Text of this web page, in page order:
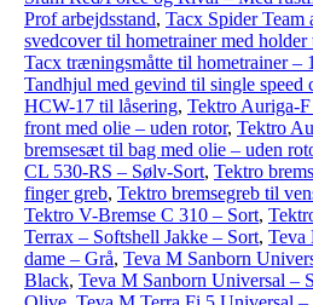
Prof arbejdsstand, Tacx Spider Team
svedcover til hometrainer med
Tacx træningsmåtte til hometrainer –
Tandhjul med gevind til single speed
HCW-17 til låsering, Tektro Auriga-
front med olie – uden rotor, Tektro
bremsesæt til bag med olie – uden
CL 530-RS – Sølv-Sort, Tektro
finger greb, Tektro bremsegreb til
Tektro V-Bremse C 310 – Sort,
Terrax – Softshell Jakke – Sort, Teva
dame – Grå, Teva M Sanborn
Black, Teva M Sanborn Universal –